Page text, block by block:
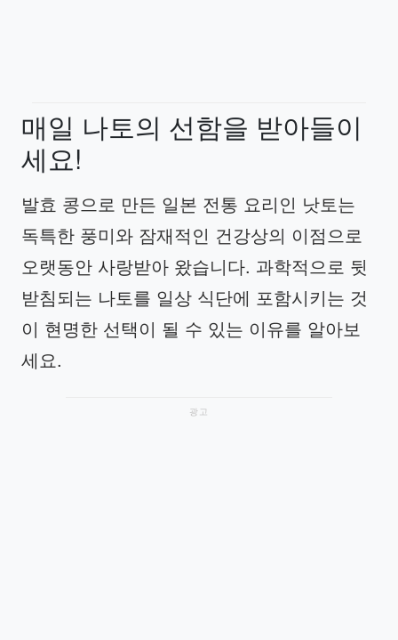
매일 나토의 선함을 받아들이
세요!
발효 콩으로 만든 일본 전통 요리인 낫토는
독특한 풍미와 잠재적인 건강상의 이점으로
오랫동안 사랑받아 왔습니다. 과학적으로 뒷
받침되는 나토를 일상 식단에 포함시키는 것
이 현명한 선택이 될 수 있는 이유를 알아보
세요.
광고